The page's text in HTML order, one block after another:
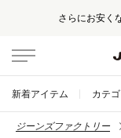
さらにお安く
新着アイテム カテゴ
ジーンズファクトリー